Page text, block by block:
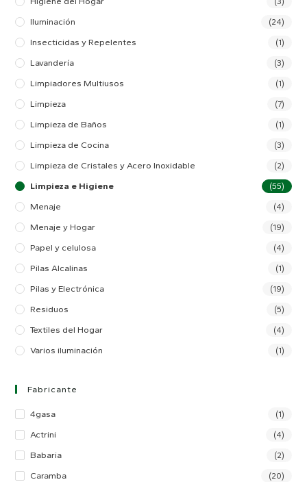
Iluminación (24)
Insecticidas y Repelentes (1)
Lavandería (3)
Limpiadores Multiusos (1)
Limpieza (7)
Limpieza de Baños (1)
Limpieza de Cocina (3)
Limpieza de Cristales y Acero Inoxidable (2)
Limpieza e Higiene (55)
Menaje (4)
Menaje y Hogar (19)
Papel y celulosa (4)
Pilas Alcalinas (1)
Pilas y Electrónica (19)
Residuos (5)
Textiles del Hogar (4)
Varios iluminación (1)
Fabricante
4gasa (1)
Actrini (4)
Babaria (2)
Caramba (20)